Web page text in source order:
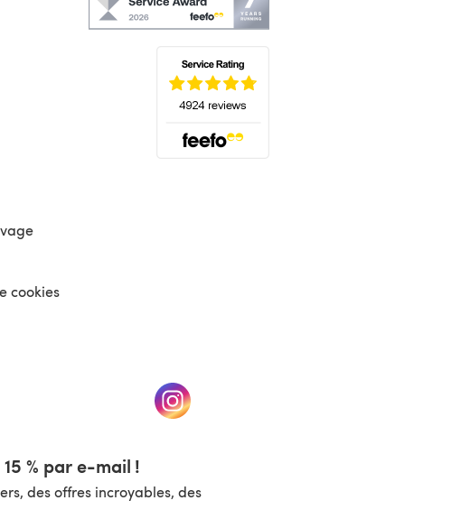
cookies
dans un nouvel onglet) (s'ouvre dans un nouvel onglet)
% par e-mail !
des offres incroyables, des